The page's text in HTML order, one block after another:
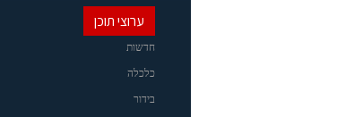
ערוצי תוכן
חדשות
כלכלה
בידור